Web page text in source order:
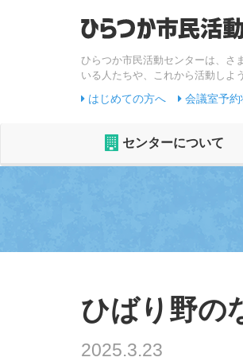
ひらつか市民活動センターは、さ
いる人たちや、これから活動しよ
はじめての方へ 会議室予約
センターについて
ひばり野の
2025.3.23